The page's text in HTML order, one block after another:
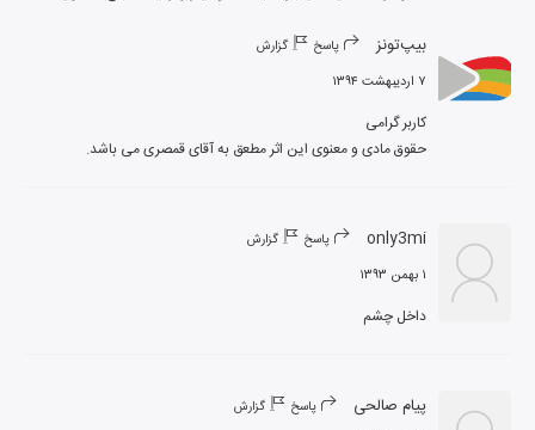
بیپ‌تونز پاسخ گزارش
۷ اردیبهشت ۱۳۹۴
حقوق مادی و معنوی این اثر مطعق به آقای قمصری می باشد.
only3mi پاسخ گزارش
۱ بهمن ۱۳۹۳
داخل چشم
پیام صالحی پاسخ گزارش